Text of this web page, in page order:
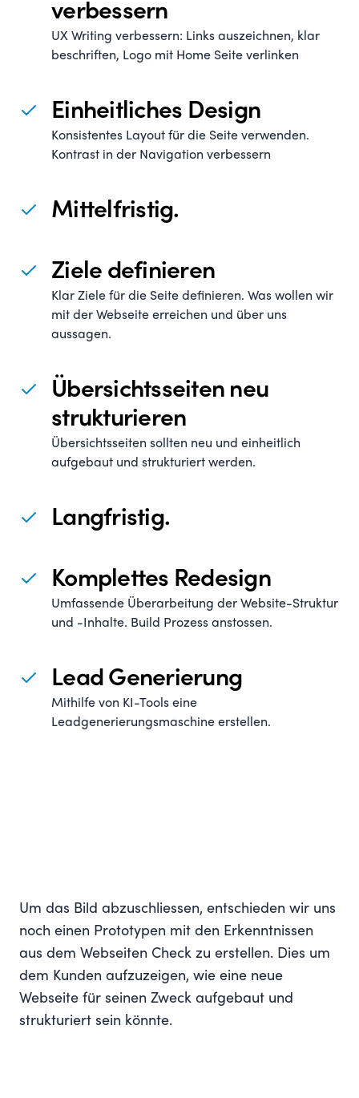
verbessern
UX Writing verbessern: Links auszeichnen, klar
beschriften, Logo mit Home Seite verlinken
Einheitliches Design
Konsistentes Layout für die Seite verwenden.
Kontrast in der Navigation verbessern
Mittelfristig.
Ziele definieren
Klar Ziele für die Seite definieren. Was wollen wir
mit der Webseite erreichen und über uns
aussagen.
Übersichtsseiten neu
strukturieren
Übersichtsseiten sollten neu und einheitlich
aufgebaut und strukturiert werden.
Langfristig.
Komplettes Redesign
Umfassende Überarbeitung der Website-Struktur
und -Inhalte. Build Prozess anstossen.
Lead Generierung
Mithilfe von KI-Tools eine
Leadgenerierungsmaschine erstellen.
Um das Bild abzuschliessen, entschieden wir uns
noch einen Prototypen mit den Erkenntnissen
aus dem Webseiten Check zu erstellen. Dies um
dem Kunden aufzuzeigen, wie eine neue
Webseite für seinen Zweck aufgebaut und
strukturiert sein könnte.